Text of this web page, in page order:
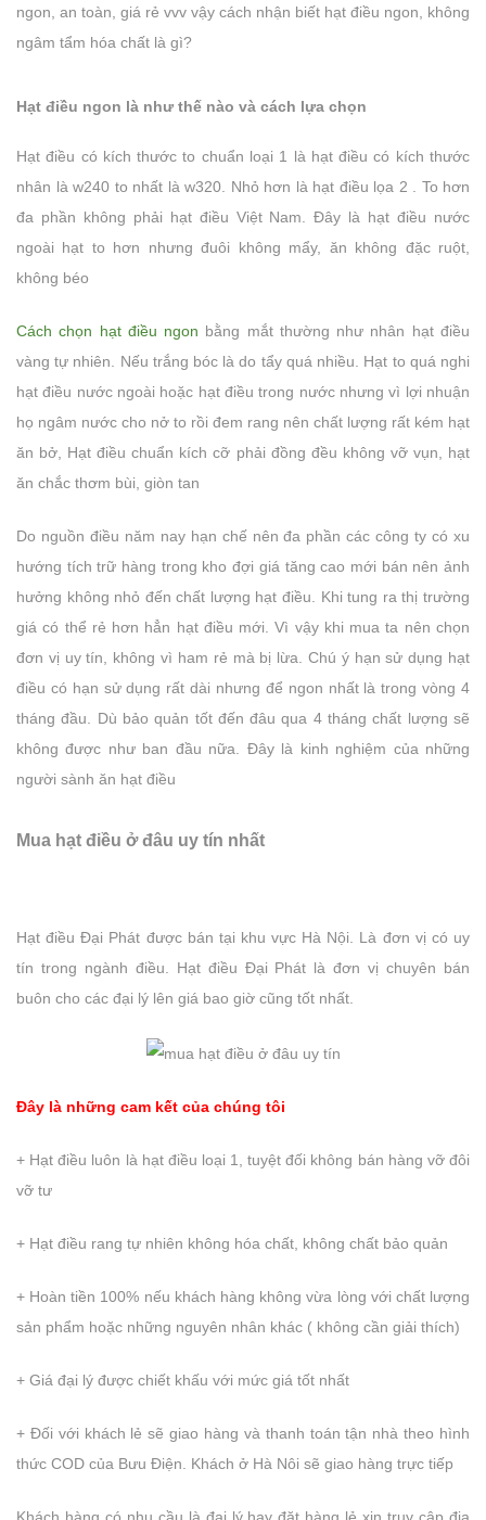
ngon, an toàn, giá rẻ vvv vậy cách nhận biết hạt điều ngon, không
ngâm tẩm hóa chất là gì?
Hạt điều ngon là như thế nào và cách lựa chọn
Hạt điều có kích thước to chuẩn loại 1 là hạt điều có kích thước
nhân là w240 to nhất là w320. Nhỏ hơn là hạt điều lọa 2 . To hơn
đa phần không phải hạt điều Việt Nam. Đây là hạt điều nước
ngoài hạt to hơn nhưng đuôi không mẩy, ăn không đặc ruột,
không béo
Cách chọn hạt điều ngon bằng mắt thường như nhân hạt điều
vàng tự nhiên. Nếu trắng bóc là do tẩy quá nhiều. Hạt to quá nghi
hạt điều nước ngoài hoặc hạt điều trong nước nhưng vì lợi nhuận
họ ngâm nước cho nở to rồi đem rang nên chất lượng rất kém hạt
ăn bở, Hạt điều chuẩn kích cỡ phải đồng đều không vỡ vụn, hạt
ăn chắc thơm bùi, giòn tan
Do nguồn điều năm nay hạn chế nên đa phần các công ty có xu
hướng tích trữ hàng trong kho đợi giá tăng cao mới bán nên ảnh
hưởng không nhỏ đến chất lượng hạt điều. Khi tung ra thị trường
giá có thể rẻ hơn hẳn hạt điều mới. Vì vậy khi mua ta nên chọn
đơn vị uy tín, không vì ham rẻ mà bị lừa. Chú ý hạn sử dụng hạt
điều có hạn sử dụng rất dài nhưng để ngon nhất là trong vòng 4
tháng đầu. Dù bảo quản tốt đến đâu qua 4 tháng chất lượng sẽ
không được như ban đầu nữa. Đây là kinh nghiệm của những
người sành ăn hạt điều
Mua hạt điều ở đâu uy tín nhất
Hạt điều Đại Phát được bán tại khu vực Hà Nội. Là đơn vị có uy
tín trong ngành điều. Hạt điều Đại Phát là đơn vị chuyên bán
buôn cho các đại lý lên giá bao giờ cũng tốt nhất.
Đây là những cam kết của chúng tôi
+ Hạt điều luôn là hạt điều loại 1, tuyệt đối không bán hàng vỡ đôi
vỡ tư
+ Hạt điều rang tự nhiên không hóa chất, không chất bảo quản
+ Hoàn tiền 100% nếu khách hàng không vừa lòng với chất lượng
sản phẩm hoặc những nguyên nhân khác ( không cần giải thích)
+ Giá đại lý được chiết khấu với mức giá tốt nhất
+ Đối với khách lẻ sẽ giao hàng và thanh toán tận nhà theo hình
thức COD của Bưu Điện. Khách ở Hà Nôi sẽ giao hàng trực tiếp
Khách hàng có nhu cầu là đại lý hay đặt hàng lẻ xin truy cập địa